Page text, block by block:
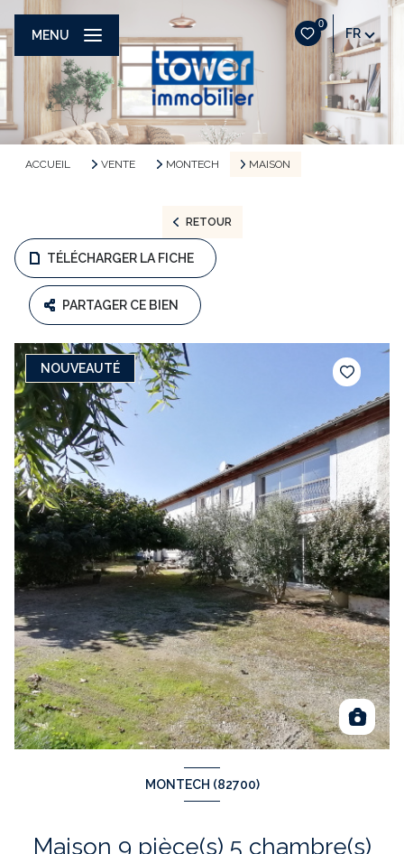
0
FR
MENU
ACCUEIL VENTE MONTECH MAISON
RETOUR
TÉLÉCHARGER LA FICHE
PARTAGER CE BIEN
NOUVEAUTÉ
MONTECH (82700)
Maison 9 pièce(s) 5 chambre(s)